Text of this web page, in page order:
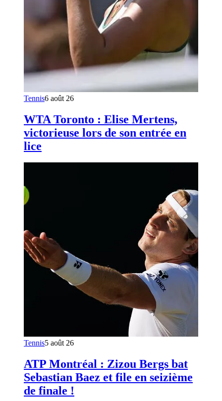
Tennis6 août 26
WTA Toronto : Elise Mertens,
victorieuse lors de son entrée en
lice
Tennis5 août 26
ATP Montréal : Zizou Bergs bat
Sebastian Baez et file en seizième
de finale !